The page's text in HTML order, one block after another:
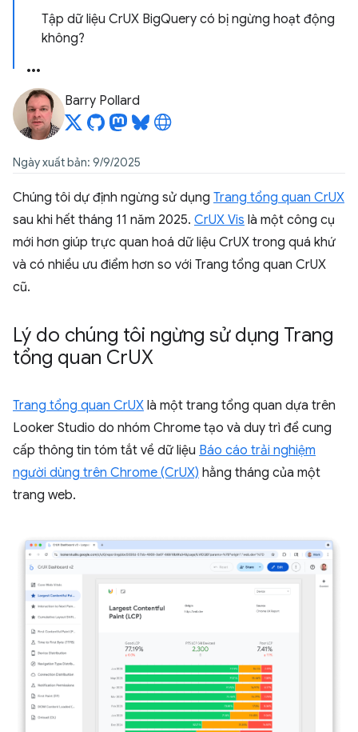
Tập dữ liệu CrUX BigQuery có bị ngừng hoạt động
không?
Barry Pollard
Ngày xuất bản: 9/9/2025
Chúng tôi dự định ngừng sử dụng Trang tổng quan CrUX
sau khi hết tháng 11 năm 2025. CrUX Vis là một công cụ
mới hơn giúp trực quan hoá dữ liệu CrUX trong quá khứ
và có nhiều ưu điểm hơn so với Trang tổng quan CrUX
cũ.
Lý do chúng tôi ngừng sử dụng Trang
tổng quan CrUX
Trang tổng quan CrUX là một trang tổng quan dựa trên
Looker Studio do nhóm Chrome tạo và duy trì để cung
cấp thông tin tóm tắt về dữ liệu Báo cáo trải nghiệm
người dùng trên Chrome (CrUX) hằng tháng của một
trang web.